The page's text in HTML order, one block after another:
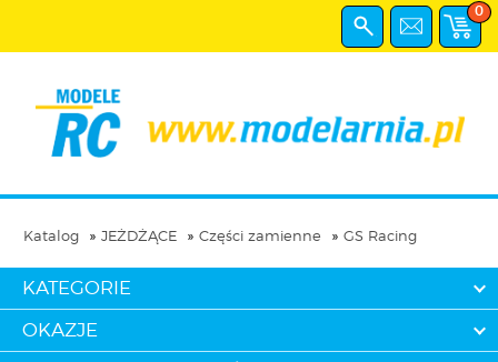
0
Katalog JEŻDŻĄCE Części zamienne GS Racing
KATEGORIE
OKAZJE